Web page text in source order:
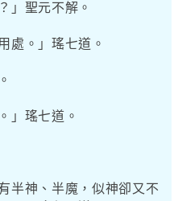
」聖元不解。
處。」瑤七道。
」瑤七道。
半神、半魔，似神卻又不